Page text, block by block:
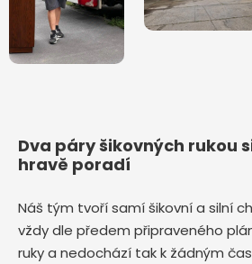
Dva páry šikovných rukou
hravě poradí
Náš tým tvoří samí šikovní a silní
vždy dle předem připraveného
ruky a nedochází tak k žádným